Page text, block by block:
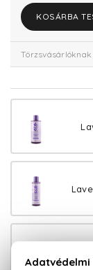
KOSÁRBA
Törzsvásárlóknak